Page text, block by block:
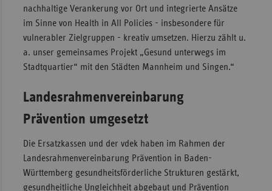
nachhaltige Verankerung vor Ort und integrierte Ansätze
im Sinne von Health in All Policies - insbesondere für
vulnerabler Zielgruppen - kreativ umsetzen. Hierzu zählt u.
a. unser gemeinsames Projekt „Gesund unterwegs im
Stadtquartier“ mit den Städten Mannheim und Singen.“
Landesrahmenvereinbarung
Prävention umgesetzt
Die Ersatzkassen und der vdek haben im Rahmen der
Landesrahmenvereinbarung Prävention in Baden-
Württemberg gesundheitsförderliche Strukturen gestärkt,
gesundheitliche Ungleichheit abgebaut und Prävention